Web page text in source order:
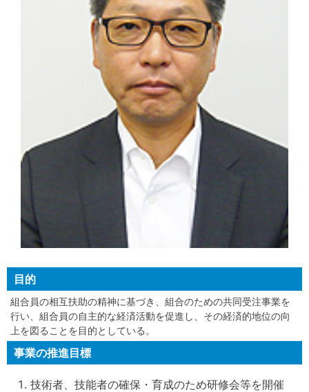
目的
組合員の相互扶助の精神に基づき、組合のための共同受注事業を
行い、組合員の自主的な経済活動を促進し、その経済的地位の向
上を図ることを目的としている。
事業の推進目標
技術者、技能者の確保・育成のため研修会等を開催